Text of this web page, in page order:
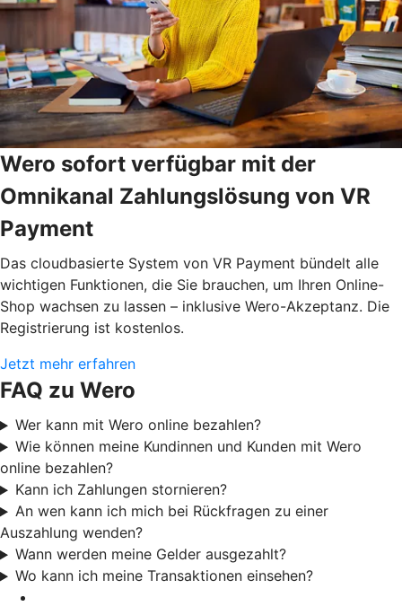
Wero sofort verfügbar mit der
Omnikanal Zahlungslösung von VR
Payment
Das cloudbasierte System von VR Payment bündelt alle
wichtigen Funktionen, die Sie brauchen, um Ihren Online-
Shop wachsen zu lassen – inklusive Wero-Akzeptanz. Die
Registrierung ist kostenlos.
Jetzt mehr erfahren
FAQ zu Wero
Wer kann mit Wero online bezahlen?
Wie können meine Kundinnen und Kunden mit Wero
online bezahlen?
Kann ich Zahlungen stornieren?
An wen kann ich mich bei Rückfragen zu einer
Auszahlung wenden?
Wann werden meine Gelder ausgezahlt?
Wo kann ich meine Transaktionen einsehen?